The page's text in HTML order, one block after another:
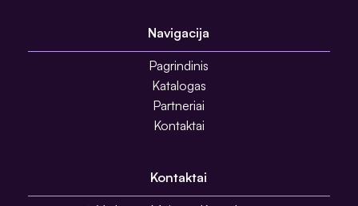
Navigacija
Pagrindinis
Katalogas
Partneriai
Kontaktai
Kontaktai